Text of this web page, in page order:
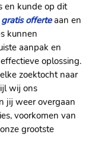
en kunde op dit
gratis offerteaan en
kunnen
aanpak en
oplossing.​
zoektocht naar
wij ons
jij weer overgaan
voorkomen van
grootste